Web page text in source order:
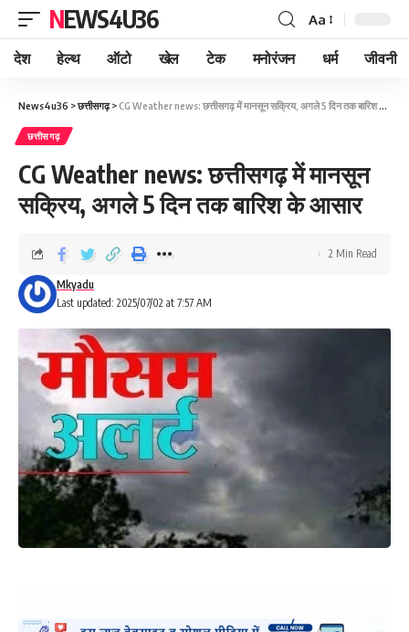
NEWS4U36 Aa
देश हेल्थ ऑटो खेल टेक मनोरंजन धर्म जीवनी
News4u36 >छत्तीसगढ़>CG Weather news: छत्तीसगढ़ में मानसून सक्रिय, अगले 5 दिन तक बारिश के आसार
छत्तीसगढ़
CG Weather news: छत्तीसगढ़ में मानसून
सक्रिय, अगले 5 दिन तक बारिश के आसार
Last updated: 2025/07/02 at 7:57 AM
Mkyadu
2 Min Read